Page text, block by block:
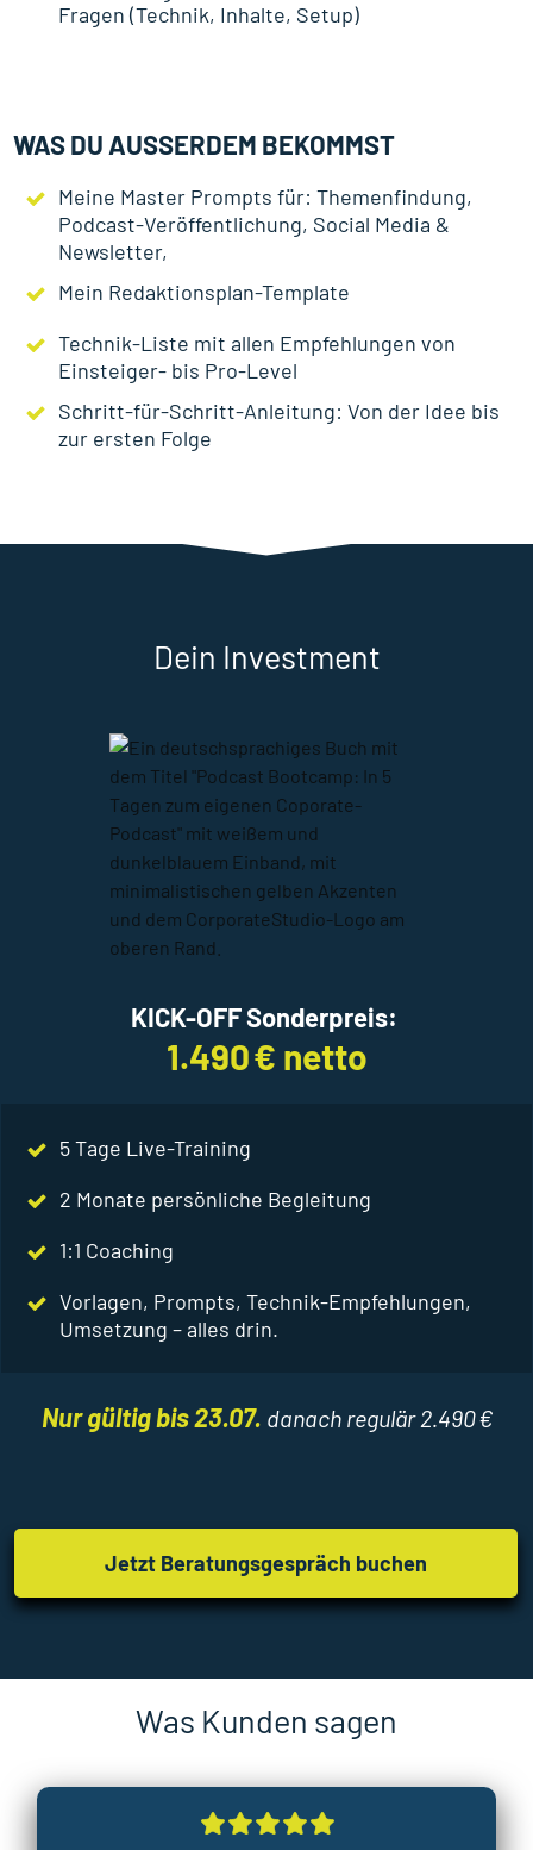
Fragen (Technik, Inhalte, Setup)
WAS DU AUSSERDEM BEKOMMST
Meine Master Prompts für: Themenfindung,
Podcast-Veröffentlichung, Social Media &
Newsletter,
Mein Redaktionsplan-Template
Technik-Liste mit allen Empfehlungen von
Einsteiger- bis Pro-Level
Schritt-für-Schritt-Anleitung: Von der Idee bis
zur ersten Folge
Dein Investment
KICK-OFFSonderpreis:
1.490 € netto
5 Tage Live-Training
2 Monate persönliche Begleitung
1:1 Coaching
Vorlagen, Prompts, Technik-Empfehlungen,
Umsetzung – alles drin.
Nur gültig bis 23.07. danach regulär 2.490 €
Jetzt Beratungsgespräch buchen
Was Kunden sagen